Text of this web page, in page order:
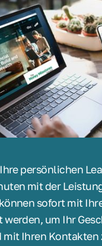
persönlichen
mit der
sofort mit
um Ihr
Ihren Kontakten